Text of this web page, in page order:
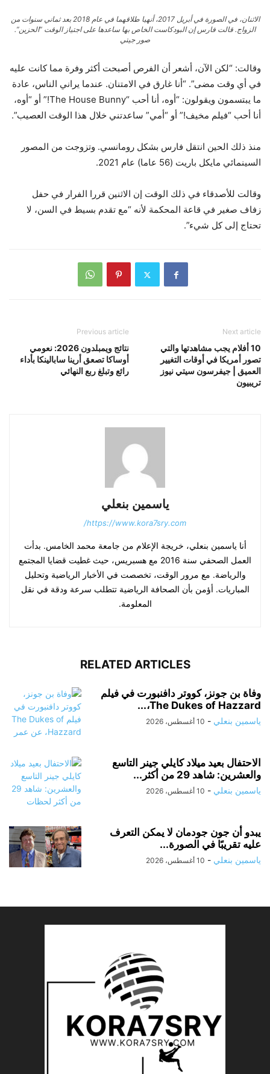
الاثنان، في الصورة في أبريل 2017، أنهيا طلاقهما في عام 2018 بعد ثماني سنوات من
الزواج. قالت فارس إن البودكاست الخاص بها ساعدها على اجتياز الوقت “الحزين”.
صور جيتي
وقالت: “لكن الآن، أشعر أن الفرص أصبحت أكثر وفرة مما كانت عليه
في أي وقت مضى”. “أنا غارق في الامتنان. عندما يراني الناس، عادة
ما يبتسمون ويقولون: “أوه، أنا أحب “The House Bunny!” أو “أوه،
أنا أحب “فيلم مخيف!” أو “أمي” ساعدتني خلال هذا الوقت العصيب”.
منذ ذلك الحين انتقل فارس بشكل رومانسي. وتزوجت من المصور
السينمائي مايكل باريت (56 عاما) عام 2021.
وقالت للأصدقاء في ذلك الوقت إن الاثنين قررا الفرار في حفل
زفاف صغير في قاعة المحكمة لأنه “مع تقدم بسيط في السن، لا
تحتاج إلى كل شيء”.
Previous article
نتائج ويمبلدون 2026: نعومي
أوساكا تصعق أرينا سابالينكا بأداء
رائع وتبلغ ربع النهائي
Next article
10 أفلام يجب مشاهدتها والتي
تصور أمريكا في أوقات التغيير
العميق | جيفرسون سيتي نيوز
تريبيون
ياسمين بنعلي
https://www.kora7sry.com/
أنا ياسمين بنعلي، خريجة الإعلام من جامعة محمد الخامس. بدأت
العمل الصحفي سنة 2016 مع هسبريس، حيث غطيت قضايا المجتمع
والرياضة. مع مرور الوقت، تخصصت في الأخبار الرياضية وتحليل
المباريات. أؤمن بأن الصحافة الرياضية تتطلب سرعة ودقة في نقل
المعلومة.
RELATED ARTICLES
وفاة بن جونز، كووتر دافنبورت في فيلم
The Dukes of Hazzard،...
ياسمين بنعلي - 10 أغسطس، 2026
الاحتفال بعيد ميلاد كايلي جينر التاسع
والعشرين: شاهد 29 من أكثر...
ياسمين بنعلي - 10 أغسطس، 2026
يبدو أن جون جودمان لا يمكن التعرف
عليه تقريبًا في الصورة...
ياسمين بنعلي - 10 أغسطس، 2026